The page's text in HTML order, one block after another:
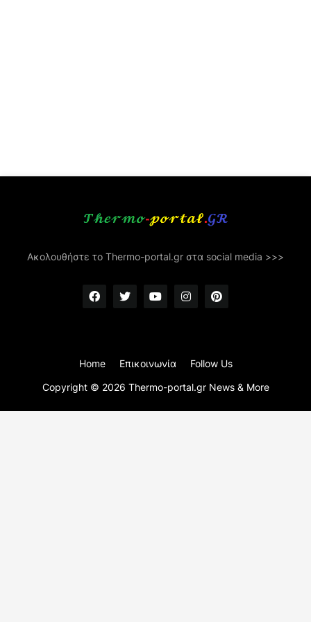
Ακολουθήστε το Thermo-portal.gr στα social media >>>
Copyright © 2026 Thermo-portal.gr News & More
Home Επικοινωνία Follow Us